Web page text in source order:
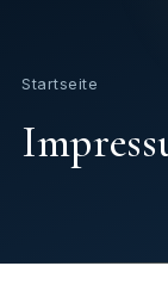
Startseite